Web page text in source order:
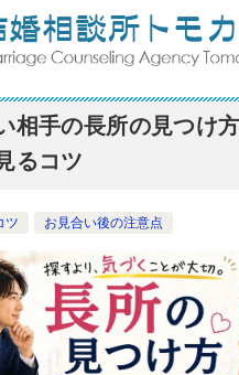
相手の長所の見つけ
るコツ
ツ お見合い後の注意点